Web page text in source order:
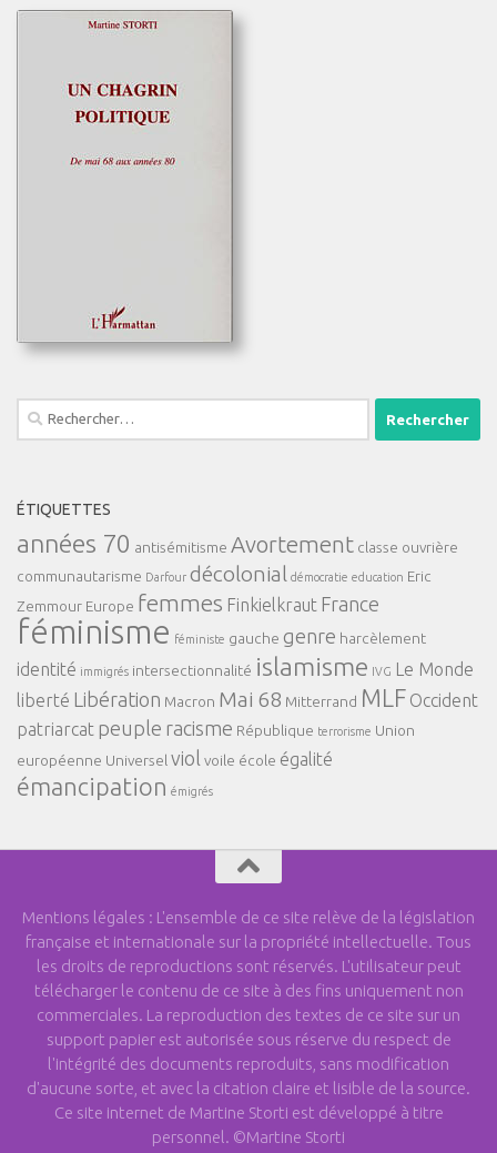
Rechercher :
ÉTIQUETTES
années 70 antisémitisme Avortement classe ouvrière
communautarisme Darfour décolonial démocratie education Eric
Zemmour Europe femmes Finkielkraut France
féminisme féministe gauche genre harcèlement
identité immigrés intersectionnalité islamisme IVG Le Monde
liberté Libération Macron Mai 68 Mitterrand MLF Occident
patriarcat peuple racisme République terrorisme Union
européenne Universelviol voile école égalité
émancipation émigrés
Mentions légales : L'ensemble de ce site relève de la législation
française et internationale sur la propriété intellectuelle. Tous
les droits de reproductions sont réservés. L'utilisateur peut
télécharger le contenu de ce site à des fins uniquement non
commerciales. La reproduction des textes de ce site sur un
support papier est autorisée sous réserve du respect de
l'intégrité des documents reproduits, sans modification
d'aucune sorte, et avec la citation claire et lisible de la source.
Ce site internet de Martine Storti est développé à titre
personnel. ©Martine Storti